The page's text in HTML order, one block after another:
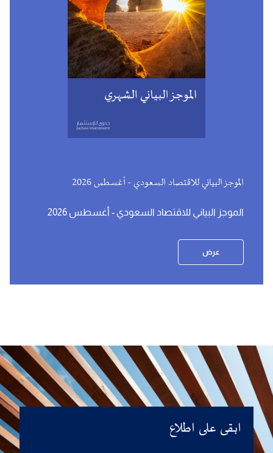
الموجز البياني للاقتصاد السعودي - أغسطس 2026
الموجز البياني للاقتصاد السعودي - أغسطس 2026
عرض
ابقى على اطلاع